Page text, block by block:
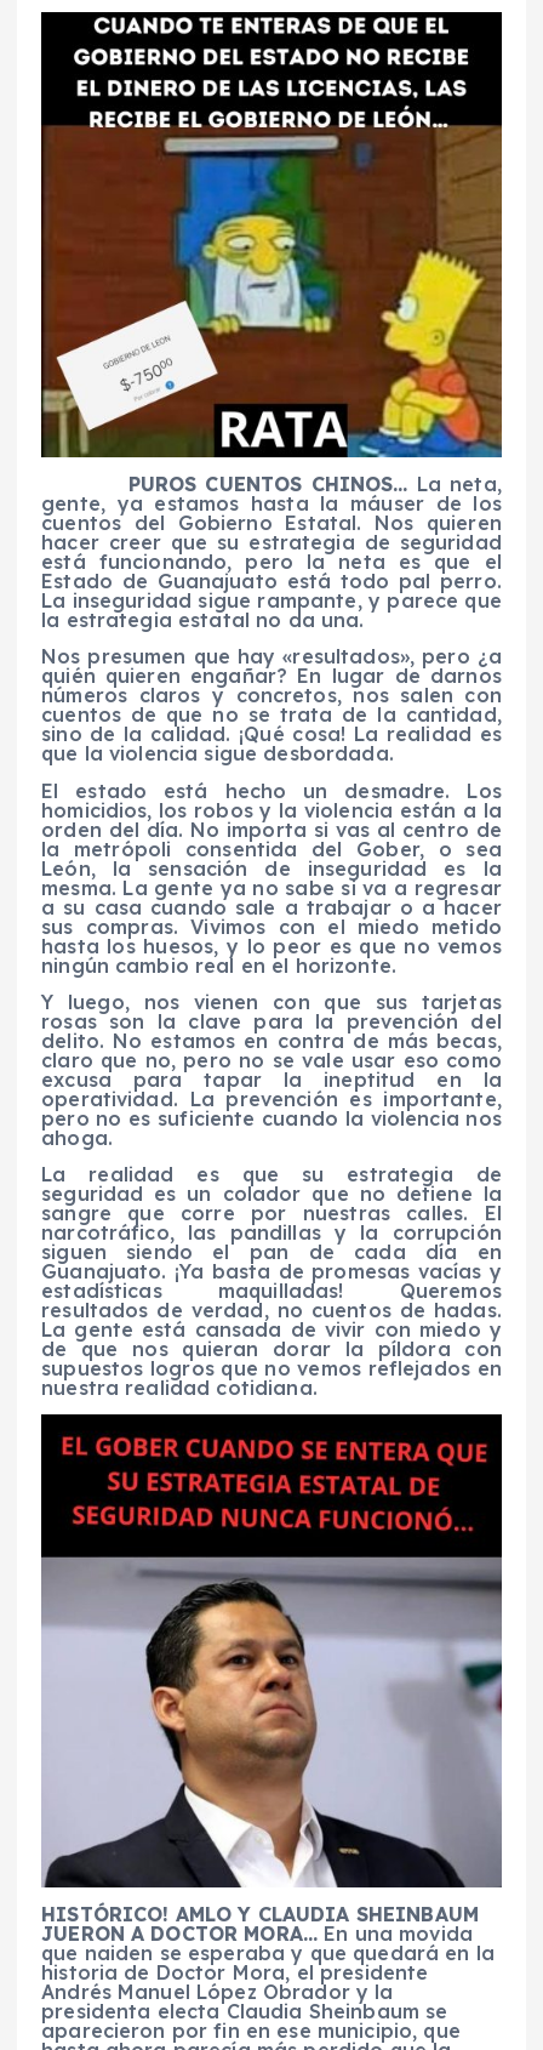
PUROS CUENTOS CHINOS… La neta,
gente, ya estamos hasta la máuser de los
cuentos del Gobierno Estatal. Nos quieren
hacer creer que su estrategia de seguridad
está funcionando, pero la neta es que el
Estado de Guanajuato está todo pal perro.
La inseguridad sigue rampante, y parece que
la estrategia estatal no da una.
Nos presumen que hay «resultados», pero ¿a
quién quieren engañar? En lugar de darnos
números claros y concretos, nos salen con
cuentos de que no se trata de la cantidad,
sino de la calidad. ¡Qué cosa! La realidad es
que la violencia sigue desbordada.
El estado está hecho un desmadre. Los
homicidios, los robos y la violencia están a la
orden del día. No importa si vas al centro de
la metrópoli consentida del Gober, o sea
León, la sensación de inseguridad es la
mesma. La gente ya no sabe si va a regresar
a su casa cuando sale a trabajar o a hacer
sus compras. Vivimos con el miedo metido
hasta los huesos, y lo peor es que no vemos
ningún cambio real en el horizonte.
Y luego, nos vienen con que sus tarjetas
rosas son la clave para la prevención del
delito. No estamos en contra de más becas,
claro que no, pero no se vale usar eso como
excusa para tapar la ineptitud en la
operatividad. La prevención es importante,
pero no es suficiente cuando la violencia nos
ahoga.
La realidad es que su estrategia de
seguridad es un colador que no detiene la
sangre que corre por nuestras calles. El
narcotráfico, las pandillas y la corrupción
siguen siendo el pan de cada día en
Guanajuato. ¡Ya basta de promesas vacías y
estadísticas maquilladas! Queremos
resultados de verdad, no cuentos de hadas.
La gente está cansada de vivir con miedo y
de que nos quieran dorar la píldora con
supuestos logros que no vemos reflejados en
nuestra realidad cotidiana.
HISTÓRICO! AMLO Y CLAUDIA SHEINBAUM
JUERON A DOCTOR MORA… En una movida
que naiden se esperaba y que quedará en la
historia de Doctor Mora, el presidente
Andrés Manuel López Obrador y la
presidenta electa Claudia Sheinbaum se
aparecieron por fin en ese municipio, que